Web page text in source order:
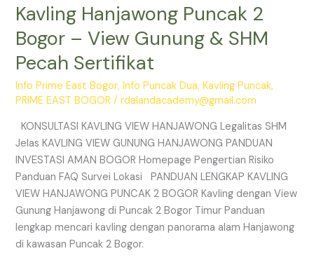
Kavling Hanjawong Puncak 2
Bogor – View Gunung & SHM
Pecah Sertifikat
Info Prime East Bogor,Info Puncak Dua,Kavling Puncak,
PRIME EAST BOGOR /rdalandacademy@gmail.com
KONSULTASI KAVLING VIEW HANJAWONG Legalitas SHM
Jelas KAVLING VIEW GUNUNG HANJAWONG PANDUAN
INVESTASI AMAN BOGOR Homepage Pengertian Risiko
Panduan FAQ Survei Lokasi PANDUAN LENGKAP KAVLING
VIEW HANJAWONG PUNCAK 2 BOGOR Kavling dengan View
Gunung Hanjawong di Puncak 2 Bogor Timur Panduan
lengkap mencari kavling dengan panorama alam Hanjawong
di kawasan Puncak 2 Bogor.